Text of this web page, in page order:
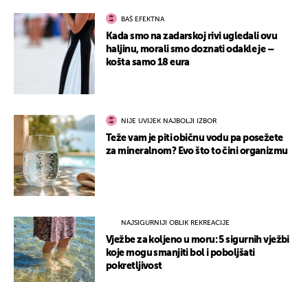
BAŠ EFEKTNA
Kada smo na zadarskoj rivi ugledali ovu
haljinu, morali smo doznati odakle je –
košta samo 18 eura
NIJE UVIJEK NAJBOLJI IZBOR
Teže vam je piti običnu vodu pa posežete
za mineralnom? Evo što to čini organizmu
NAJSIGURNIJI OBLIK REKREACIJE
Vježbe za koljeno u moru: 5 sigurnih vježbi
koje mogu smanjiti bol i poboljšati
pokretljivost